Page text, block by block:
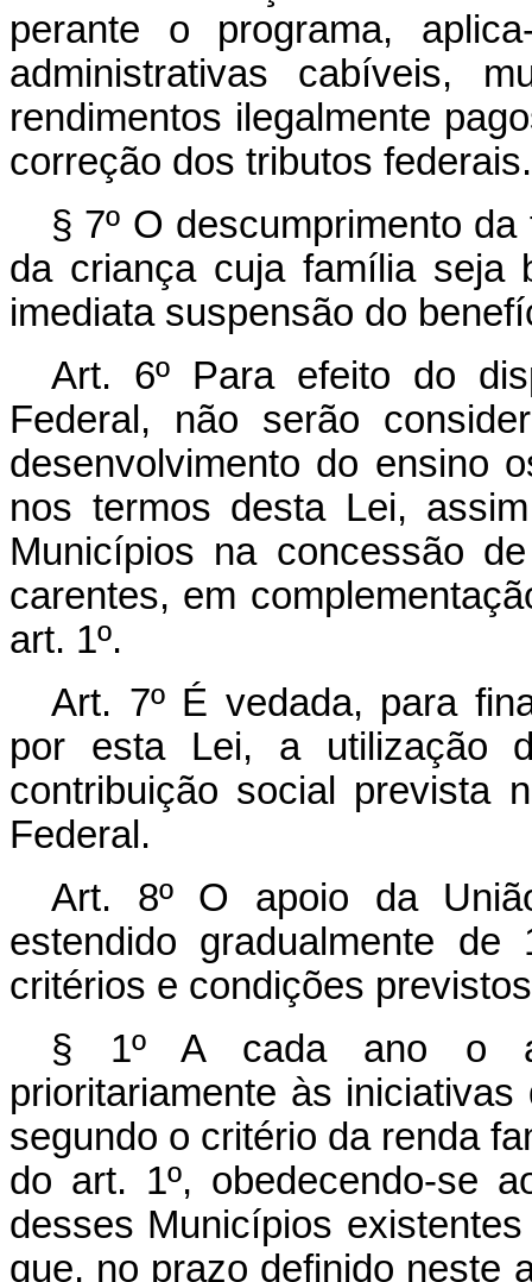
perante o programa,
administrativas cabíveis,
rendimentos ilegalmente
correção dos tributos federais.
§ 7º O descumprimento
da criança cuja família seja
imediata suspensão do
Art. 6º Para efeito do
Federal, não serão
desenvolvimento do ensino
nos termos desta Lei,
Municípios na concessão
carentes, em
art. 1º.
Art. 7º É vedada, para
por esta Lei, a utilização
contribuição social prevista
Federal.
Art. 8º O apoio da
estendido gradualmente
critérios e condições
§ 1º A cada ano o
prioritariamente às
segundo o critério da renda
do art. 1º, obedecendo-se
desses Municípios
que, no prazo definido neste